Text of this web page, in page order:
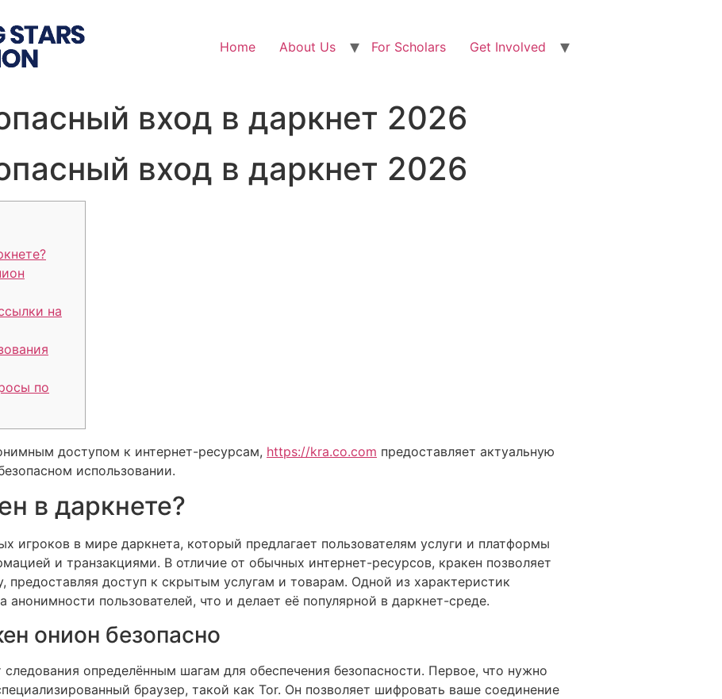
Home About Us For Scholars Get Involved
вход в даркнет 2026
вход в даркнет 2026
на
по
доступом к интернет-ресурсам, https://kra.co.com предоставляет актуальную
использовании.
в даркнете?
игроков в мире даркнета, который предлагает пользователям услуги и платформы
и транзакциями. В отличие от обычных интернет-ресурсов, кракен позволяет
предоставляя доступ к скрытым услугам и товарам. Одной из характеристик
пользователей, что и делает её популярной в даркнет-среде.
онион безопасно
определённым шагам для обеспечения безопасности. Первое, что нужно
браузер, такой как Tor. Он позволяет шифровать ваше соединение